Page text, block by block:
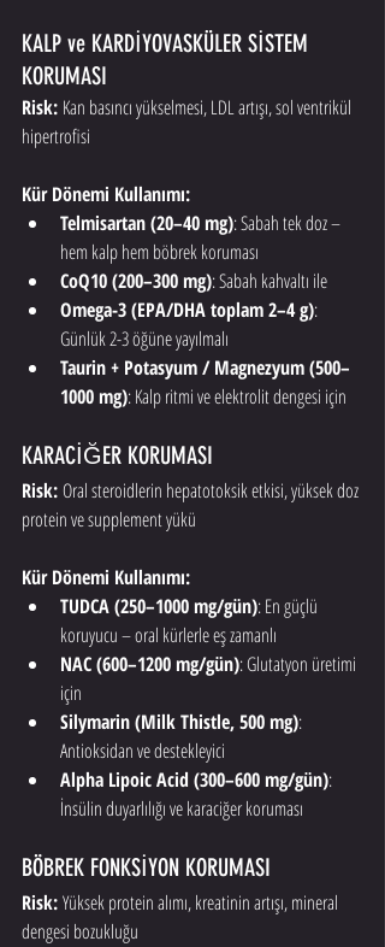
KALP ve KARDİYOVASKÜLER SİSTEM
KORUMASI
Risk: Kan basıncı yükselmesi, LDL artışı, sol ventrikül
hipertrofisi
Kür Dönemi Kullanımı:
Telmisartan (20–40 mg): Sabah tek doz –
hem kalp hem böbrek koruması
CoQ10 (200–300 mg): Sabah kahvaltı ile
Omega-3 (EPA/DHA toplam 2–4 g):
Günlük 2-3 öğüne yayılmalı
Taurin + Potasyum / Magnezyum (500–
1000 mg): Kalp ritmi ve elektrolit dengesi için
KARACİĞER KORUMASI
Risk: Oral steroidlerin hepatotoksik etkisi, yüksek doz
protein ve supplement yükü
Kür Dönemi Kullanımı:
TUDCA (250–1000 mg/gün): En güçlü
koruyucu – oral kürlerle eş zamanlı
NAC (600–1200 mg/gün): Glutatyon üretimi
için
Silymarin (Milk Thistle, 500 mg):
Antioksidan ve destekleyici
Alpha Lipoic Acid (300–600 mg/gün):
İnsülin duyarlılığı ve karaciğer koruması
BÖBREK FONKSİYON KORUMASI
Risk: Yüksek protein alımı, kreatinin artışı, mineral
dengesi bozukluğu